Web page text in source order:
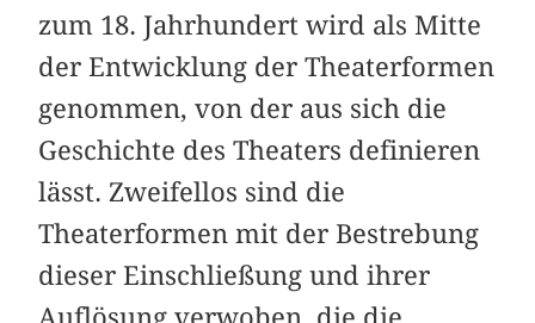
zum 18. Jahrhundert wird als Mitte
der Entwicklung der Theaterformen
genommen, von der aus sich die
Geschichte des Theaters definieren
lässt. Zweifellos sind die
Theaterformen mit der Bestrebung
dieser Einschließung und ihrer